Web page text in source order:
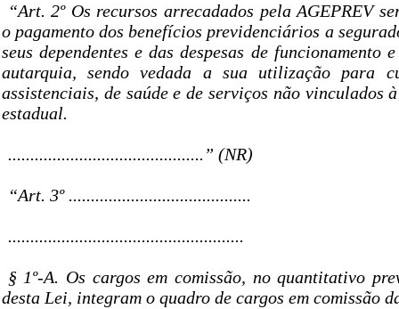
“Art. 2º Os recursos arrecadados pela AGEPREV
o pagamento dos benefícios previdenciários a
seus dependentes e das despesas de funcionamento
autarquia, sendo vedada a sua utilização para
assistenciais, de saúde e de serviços não vinculados
estadual.
............................................” (NR)
“Art. 3º .........................................
.....................................................
§ 1º-A. Os cargos em comissão, no quantitativo
desta Lei, integram o quadro de cargos em comissão